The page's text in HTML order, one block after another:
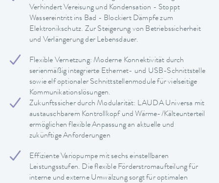
Verhindert Vereisung und Kondensation - Stoppt
Wassereintritt ins Bad - Blockiert Dämpfe zum
Elektronikschutz. Zur Steigerung von Betriebssicherheit
und Verlängerung der Lebensdauer.
Flexible Vernetzung: Moderne Konnektivität durch
serienmäßig integrierte Ethernet- und USB-Schnittstelle
sowie elf optionaler Schnittstellenmodule für vielseitige
Kommunikationslösungen.
Zukunftssicher durch Modularität: LAUDA Universa mit
austauschbarem Kontrollkopf und Wärme-/Kälteunterteil
ermöglichen flexible Anpassung an aktuelle und
zukünftige Anforderungen
Effiziente Variopumpe mit sechs einstellbaren
Leistungsstufen. Die flexible Förderstromaufteilung für
interne und externe Umwälzung sorgt für optimalen